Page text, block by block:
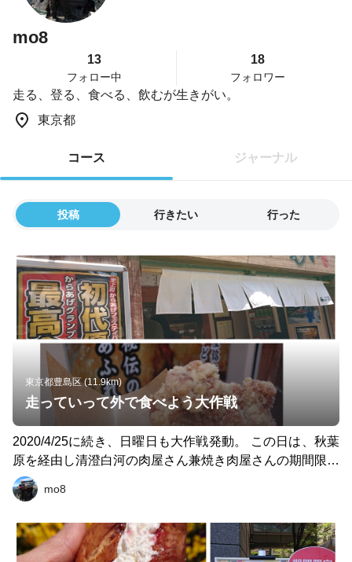
mo8
13
フォロー中
18
フォロワー
走る、登る、食べる、飲むが生きがい。
東京都
コース ジャーナル
投稿 行きたい 行った
東京都豊島区 (11.9km)
走っていって外で食べよう大作戦
2020/4/25に続き、日曜日も大作戦発動。 この日は、秋葉
原を経由し清澄白河の肉屋さん兼焼き肉屋さんの期間限定
スペシャルお弁当が目当てです。 途中、朝食軽めでスタ
ートしたため、エネルギー切れを補充しつつの約10km。 f
からあげ 2:Boulanjeri Django メロンパン 3:田じま 上カル
ビ&上サガリの焼き肉弁当 4:patisserie undeux 清澄ロール
mo8